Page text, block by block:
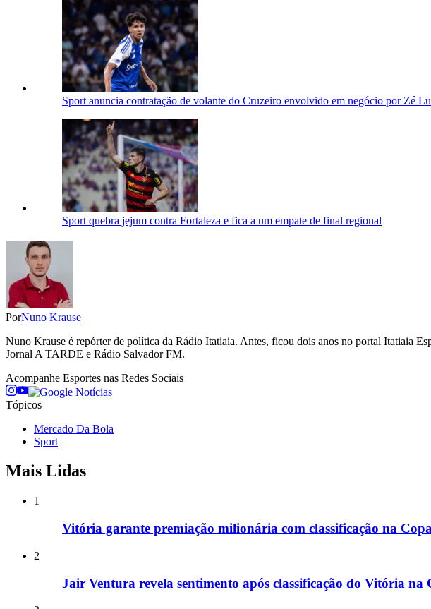
Sport anuncia contratação de volante do Cruzeiro envolvido em negócio por Zé
Sport quebra jejum contra Fortaleza e fica a um empate de final regional
PorNuno Krause
Nuno Krause é repórter de política da Rádio Itatiaia. Antes, ficou dois anos no portal Itatiaia
Jornal A TARDE e Rádio Salvador FM.
Acompanhe Esportes nas Redes Sociais
Tópicos
Mercado Da Bola
Sport
Mais Lidas
1
Vitória garante premiação milionária com classificação na
2
Jair Ventura revela sentimento após classificação do Vitória na